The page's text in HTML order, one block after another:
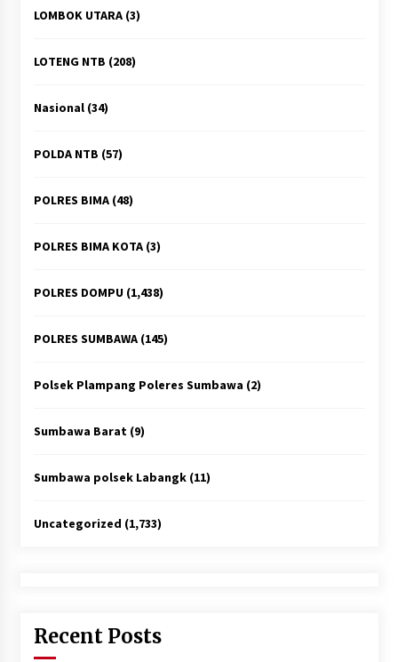
LOMBOK UTARA(3)
LOTENG NTB (208)
Nasional(34)
POLDA NTB (57)
POLRES BIMA(48)
POLRES BIMA KOTA(3)
POLRES DOMPU(1,438)
POLRES SUMBAWA(145)
Polsek Plampang Poleres Sumbawa (2)
Sumbawa Barat(9)
Sumbawa polsek Labangk(11)
Uncategorized (1,733)
Recent Posts